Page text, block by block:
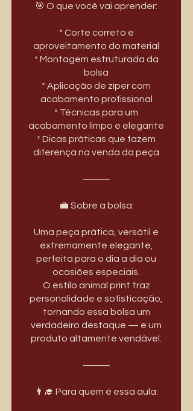
🎯 O que você vai aprender:
* Corte correto e
aproveitamento do material
* Montagem estruturada da
bolsa
* Aplicação de zíper com
acabamento profissional
* Técnicas para um
acabamento limpo e elegante
* Dicas práticas que fazem
diferença na venda da peça
⸻
💼 Sobre a bolsa:
Uma peça prática, versátil e
extremamente elegante,
perfeita para o dia a dia ou
ocasiões especiais.
O estilo animal print traz
personalidade e sofisticação,
tornando essa bolsa um
verdadeiro destaque — e um
produto altamente vendável.
⸻
👩‍🎓 Para quem é essa aula: